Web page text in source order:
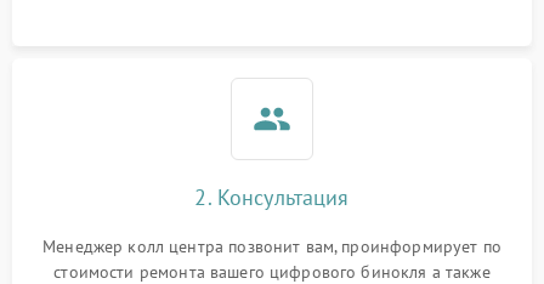
2. Консультация
Менеджер колл центра позвонит вам, проинформирует по
стоимости ремонта вашего цифрового бинокля а также